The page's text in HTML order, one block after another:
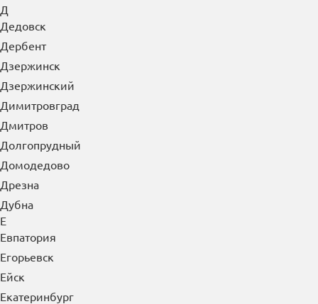
Горно-Алтайск
Грозный
Губкин
Гуково
Гусь-Хрустальный
Дедовск
Дербент
Дзержинск
Дзержинский
Димитровград
Дмитров
Долгопрудный
Домодедово
Дрезна